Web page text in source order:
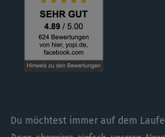
Du möchtest immer auf dem